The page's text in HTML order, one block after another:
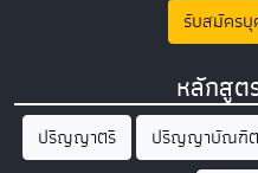
รับสมัครบุ
หลักสูต
ปริญญาตรี ปริญญาบัณฑิต